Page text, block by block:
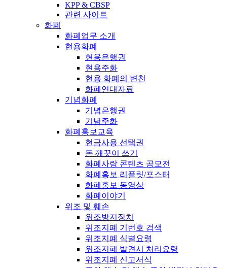
KPP & CBSP
관련 사이트
화폐
화폐업무 소개
현용화폐
현용은행권
현용주화
현용 화폐의 변천
화폐연대자료
기념화폐
기념은행권
기념주화
화폐홍보교육
현금사용 선택권
돈 깨끗이 쓰기
화폐사랑 콘텐츠 공모전
화폐홍보 리플릿/포스터
화폐홍보 동영상
화폐이야기
위조 및 훼손
위조방지장치
위조지폐 기번호 검색
위조지폐 식별요령
위조지폐 발견시 처리요령
위조지폐 신고서식